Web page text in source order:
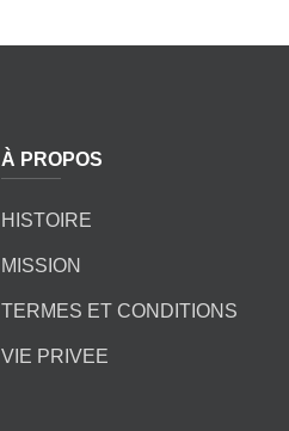
À PROPOS
HISTOIRE
MISSION
TERMES ET CONDITIONS
VIE PRIVEE